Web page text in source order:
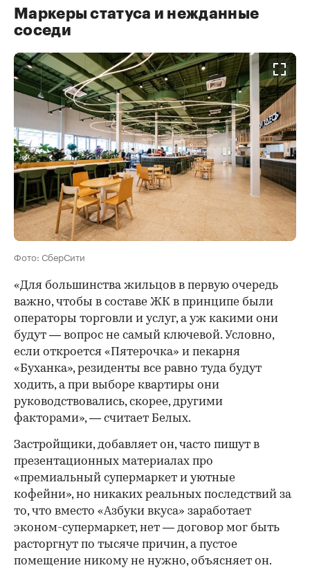
Маркеры статуса и нежданные
соседи
Фото: СберСити
«Для большинства жильцов в первую очередь
важно, чтобы в составе ЖК в принципе были
операторы торговли и услуг, а уж какими они
будут — вопрос не самый ключевой. Условно,
если откроется «Пятерочка» и пекарня
«Буханка», резиденты все равно туда будут
ходить, а при выборе квартиры они
руководствовались, скорее, другими
факторами», — считает Белых.
Застройщики, добавляет он, часто пишут в
презентационных материалах про
«премиальный супермаркет и уютные
кофейни», но никаких реальных последствий за
то, что вместо «Азбуки вкуса» заработает
эконом-супермаркет, нет — договор мог быть
расторгнут по тысяче причин, а пустое
помещение никому не нужно, объясняет он.